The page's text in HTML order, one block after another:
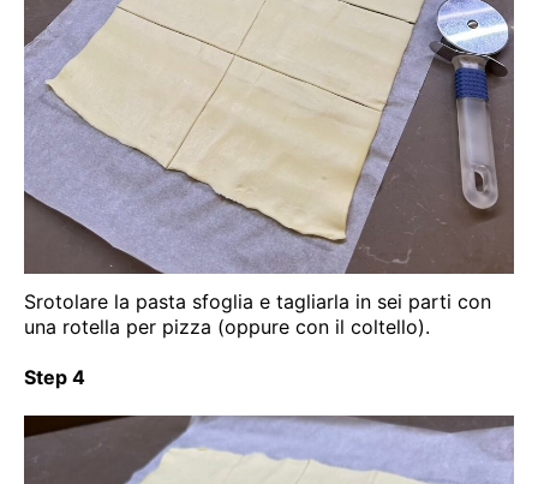
Srotolare la pasta sfoglia e tagliarla in sei parti con
una rotella per pizza (oppure con il coltello).
Step 4